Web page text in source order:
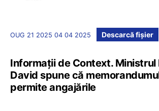
OUG 21 2025 04 04 2025 Descarcă fișier
Informații de Context. Ministrul
David spune că
permite angajările